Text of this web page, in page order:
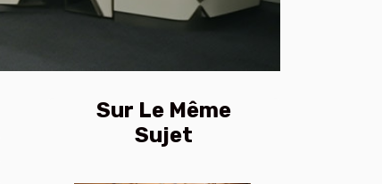
Sur Le Même
Sujet